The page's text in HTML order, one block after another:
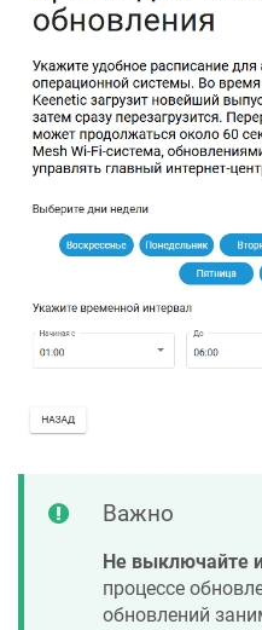
Важно
Не выключайте
процессе
обновлений